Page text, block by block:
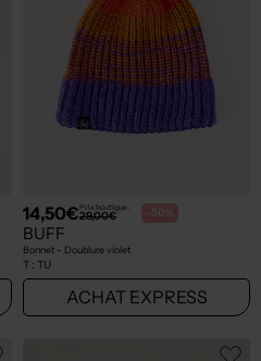
14,50€Prix boutique :
29,00€ -50%
BUFF
Bonnet - Doublure violet
T : TU
ACHAT EXPRESS